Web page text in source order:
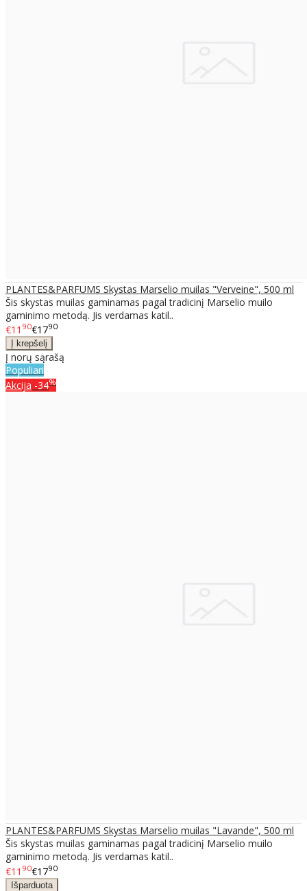
PLANTES&PARFUMS Skystas Marselio muilas "Verveine", 500 ml
Šis skystas muilas gaminamas pagal tradicinį Marselio muilo
gaminimo metodą. Jis verdamas katil..
€11 90€1790
Į norų sąrašą
Populiari
Akcija -34%
PLANTES&PARFUMS Skystas Marselio muilas "Lavande", 500 ml
Šis skystas muilas gaminamas pagal tradicinį Marselio muilo
gaminimo metodą. Jis verdamas katil..
€11 90€1790